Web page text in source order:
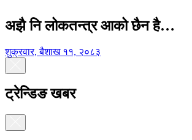
अझै नि लोकतन्त्र आको छैन है…
शुक्रवार, बैशाख ११, २०८३
ट्रेन्डिङ खबर